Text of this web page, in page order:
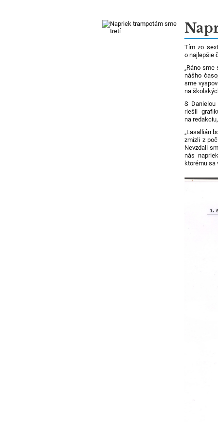
Tím zo
o najlepšie
„Ráno
nášho
sme
na
S
riešil
na
„Lasallián
zmizli z
Nevzdali
nás
ktorému sa